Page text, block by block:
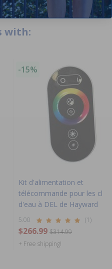
with:
-15%
Kit d'alimentation et
télécommande pour les
d'eau à DEL de Hayward
5.00 (1)
$266.99 $314.99
+ Free shipping!